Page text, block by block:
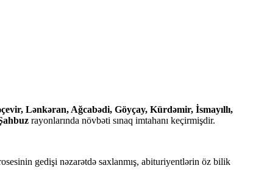
Lənkəran, Ağcabədi, Göyçay, Kürdəmir, İsmayıllı,
rayonlarında növbəti sınaq imtahanı keçirmişdir.
gedişi nəzarətdə saxlanmış, abituriyentlərin öz bilik